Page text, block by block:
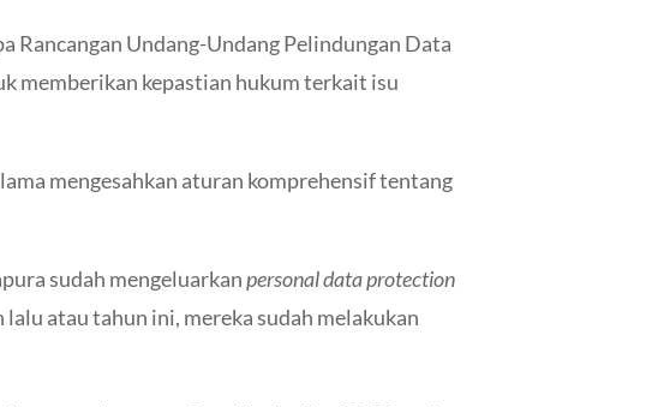
Rancangan Undang-Undang Pelindungan Data
memberikan kepastian hukum terkait isu
mengesahkan aturan komprehensif tentang
sudah mengeluarkanpersonal data protection
atau tahun ini, mereka sudah melakukan